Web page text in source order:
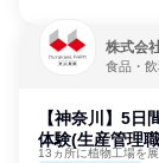
株式会
食品・
【神奈川】5
体験(生産管理
13ヵ所に植物工場を